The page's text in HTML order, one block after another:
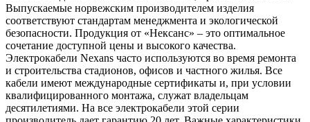
Выпускаемые норвежским производителем изделия
соответствуют стандартам менеджмента и экологической
безопасности. Продукция от «Нексанс» – это оптимальное
сочетание доступной цены и высокого качества.
Электрокабели Nexans часто используются во время ремонта
и строительства стадионов, офисов и частного жилья. Все
кабели имеют международные сертификаты и, при условии
квалифицированного монтажа, служат владельцам
десятилетиями. На все электрокабели этой серии